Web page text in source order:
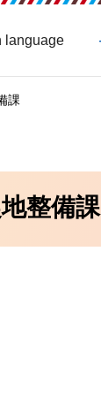
language
課
整備課